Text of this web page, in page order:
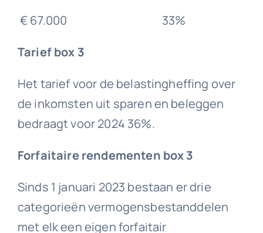
€ 67.000
33%
Tarief box 3
Het tarief voor de belastingheffing over
de inkomsten uit sparen en beleggen
bedraagt voor 2024 36%.
Forfaitaire rendementen box 3
Sinds 1 januari 2023 bestaan er drie
categorieën vermogensbestanddelen
met elk een eigen forfaitair